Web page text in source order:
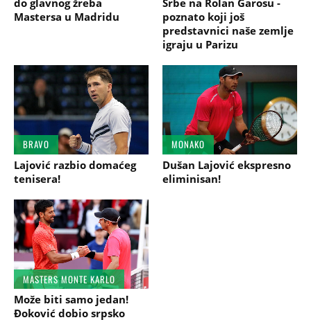
Mastersa u Madridu
poznato koji još
predstavnici naše zemlje
igraju u Parizu
BRAVO
Lajović razbio domaćeg
tenisera!
MONAKO
Dušan Lajović ekspresno
eliminisan!
MASTERS MONTE KARLO
Može biti samo jedan!
Đoković dobio srpsko